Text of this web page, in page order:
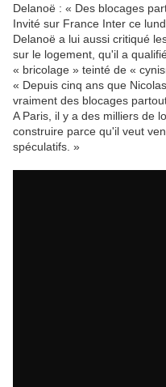
Delanoë : « Des blocages
Invité sur France Inter ce
Delanoë a lui aussi critiqué
sur le logement, qu'il a
« bricolage » teinté de «
« Depuis cinq ans que
vraiment des blocages
A Paris, il y a des milliers de
construire parce qu'il veut
spéculatifs. »